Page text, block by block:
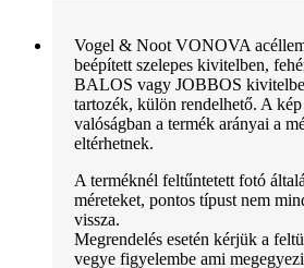
Vogel & Noot VONOVA
beépített szelepes kivitelben,
BALOS vagy JOBBOS
tartozék, külön rendelhető. A
valóságban a termék arányai a
eltérhetnek.
A terméknél feltűntetett fotó
méreteket, pontos típust nem
vissza.
Megrendelés esetén kérjük a
vegye figyelembe ami